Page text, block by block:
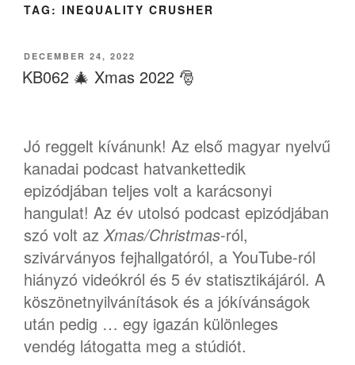
TAG: INEQUALITY CRUSHER
POSTED
ON
DECEMBER 24, 2022
KB062 🎄 Xmas 2022 🎅
Jó reggelt kívánunk! Az első magyar nyelvű
kanadai podcast hatvankettedik
epizódjában teljes volt a karácsonyi
hangulat! Az év utolsó podcast epizódjában
szó volt azXmas/Christmas-ról,
szivárványos fejhallgatóról, a YouTube-ról
hiányzó videókról és 5 év statisztikájáról. A
köszönetnyilvánítások és a jókívánságok
után pedig … egy igazán különleges
vendég látogatta meg a stúdiót.